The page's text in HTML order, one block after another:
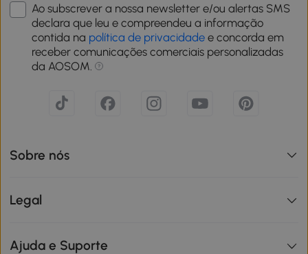
Ao subscrever a nossa newsletter e/ou alertas SMS
declara que leu e compreendeu a informação
contida na política de privacidade e concorda em
receber comunicações comerciais personalizadas
da AOSOM.
Sobre nós
Legal
Ajuda e Suporte